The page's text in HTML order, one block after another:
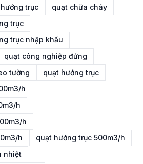
trục
quạt chữa cháy
trục
trục nhập khẩu
quạt công nghiệp đứng
tường
quạt hướng trục
h
h
h
h
quạt hướng trục 500m3/h
nhiệt